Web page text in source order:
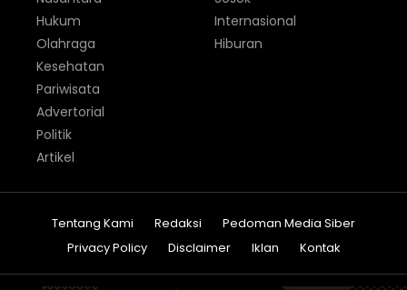
Hukum
Olahraga
Internasional
Hiburan
Kesehatan
Pariwisata
Advertorial
Politik
Artikel
Tentang Kami Redaksi
Pedoman Media Siber
Privacy Policy
Disclaimer Iklan Kontak